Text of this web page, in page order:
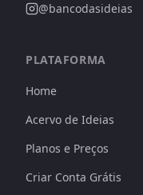
@bancodasideias
PLATAFORMA
Home
Acervo de Ideias
Planos e Preços
Criar Conta Grátis